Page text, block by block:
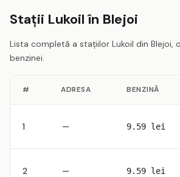
Stații Lukoil în Blejoi
Lista completă a stațiilor Lukoil din Blejoi,
benzinei.
# ADRESA BENZINĂ
1 — 9.59 lei
2 — 9.59 lei